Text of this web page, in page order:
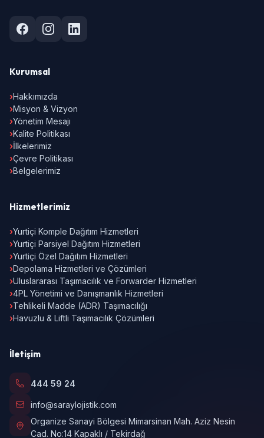
Kurumsal
›Hakkımızda
›Misyon & Vizyon
›Yönetim Mesajı
›Kalite Politikası
›İlkelerimiz
›Çevre Politikası
›Belgelerimiz
Hizmetlerimiz
›Yurtiçi Komple Dağıtım Hizmetleri
›Yurtiçi Parsiyel Dağıtım Hizmetleri
›Yurtiçi Özel Dağıtım Hizmetleri
›Depolama Hizmetleri ve Çözümleri
›Uluslararası Taşımacılık ve Forwarder Hizmetleri
›4PL Yönetimi ve Danışmanlık Hizmetleri
›Tehlikeli Madde (ADR) Taşımacılığı
›Havuzlu & Liftli Taşımacılık Çözümleri
İletişim
444 59 24
info@saraylojistik.com
Organize Sanayi Bölgesi Mimarsinan Mah. Aziz Nesin
Cad. No:14 Kapaklı / Tekirdağ